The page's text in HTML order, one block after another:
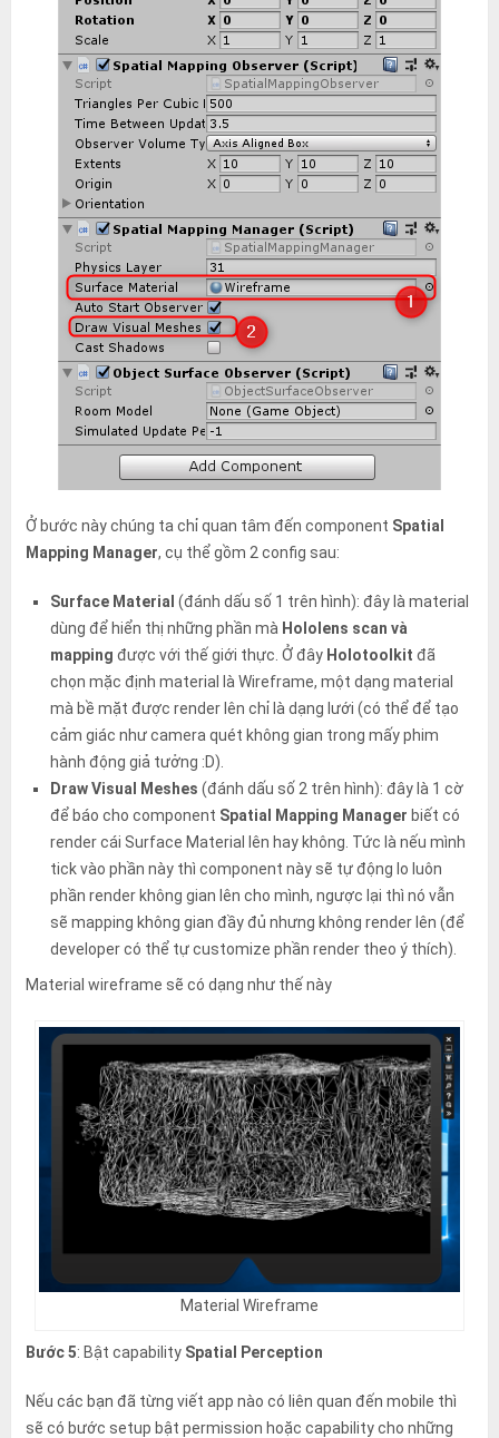
Ở bước này chúng ta chỉ quan tâm đến component Spatial
Mapping Manager, cụ thể gồm 2 config sau:
Surface Material (đánh dấu số 1 trên hình): đây là material
dùng để hiển thị những phần mà Hololens scan và
mapping được với thế giới thực. Ở đây Holotoolkit đã
chọn mặc định material là Wireframe, một dạng material
mà bề mặt được render lên chỉ là dạng lưới (có thể để tạo
cảm giác như camera quét không gian trong mấy phim
hành động giả tưởng :D).
Draw Visual Meshes (đánh dấu số 2 trên hình): đây là 1 cờ
để báo cho component Spatial Mapping Manager biết có
render cái Surface Material lên hay không. Tức là nếu mình
tick vào phần này thì component này sẽ tự động lo luôn
phần render không gian lên cho mình, ngược lại thì nó vẫn
sẽ mapping không gian đầy đủ nhưng không render lên (để
developer có thể tự customize phần render theo ý thích).
Material wireframe sẽ có dạng như thế này
Material Wireframe
Bước 5: Bật capability Spatial Perception
Nếu các bạn đã từng viết app nào có liên quan đến mobile thì
sẽ có bước setup bật permission hoặc capability cho những